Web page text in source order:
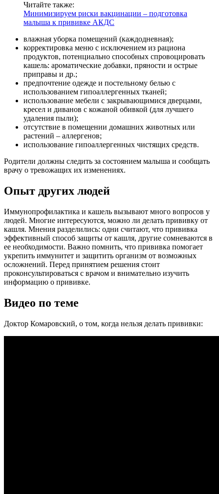
Читайте также:
Минимизируем риски вакцинации – подготовка
малыша к прививке АКДС
влажная уборка помещений (каждодневная);
корректировка меню с исключением из рациона
продуктов, потенциально способных спровоцировать
кашель: ароматические добавки, пряности и острые
приправы и др.;
предпочтение одежде и постельному белью с
использованием гипоаллергенных тканей;
использование мебели с закрывающимися дверцами,
кресел и диванов с кожаной обивкой (для лучшего
удаления пыли);
отсутствие в помещении домашних животных или
растений – аллергенов;
использование гипоаллергенных чистящих средств.
Родители должны следить за состоянием малыша и сообщать
врачу о тревожащих их изменениях.
Опыт других людей
Иммунопрофилактика и кашель вызывают много вопросов у
людей. Многие интересуются, можно ли делать прививку от
кашля. Мнения разделились: одни считают, что прививка
эффективный способ защиты от кашля, другие сомневаются в
ее необходимости. Важно помнить, что прививка помогает
укрепить иммунитет и защитить организм от возможных
осложнений. Перед принятием решения стоит
проконсультироваться с врачом и внимательно изучить
информацию о прививке.
Видео по теме
Доктор Комаровский, о том, когда нельзя делать прививки: